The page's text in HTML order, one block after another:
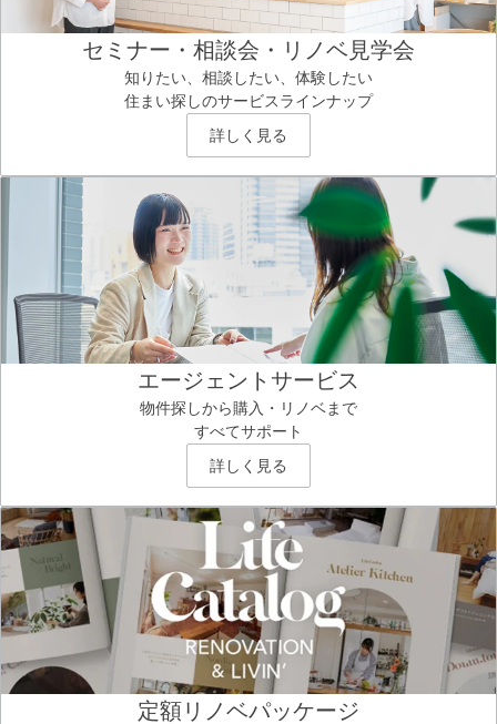
セミナー・相談会・リノベ見学会
知りたい、相談したい、体験したい
住まい探しのサービスラインナップ
詳しく見る
エージェントサービス
物件探しから購入・リノベまで
すべてサポート
詳しく見る
定額リノベパッケージ